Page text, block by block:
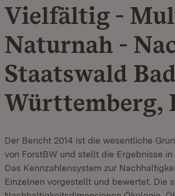
Vielfältig -
Naturnah -
Staatswald
Württemberg,
Der Bericht 2014 ist die wesentliche
von ForstBW und stellt die Ergebnisse
Das Kennzahlensystem zur
Einzelnen vorgestellt und bewertet. Die